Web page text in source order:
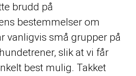
brudd på
bestemmelser om
vanligvis små grupper på
slik at vi får
best mulig. Takket